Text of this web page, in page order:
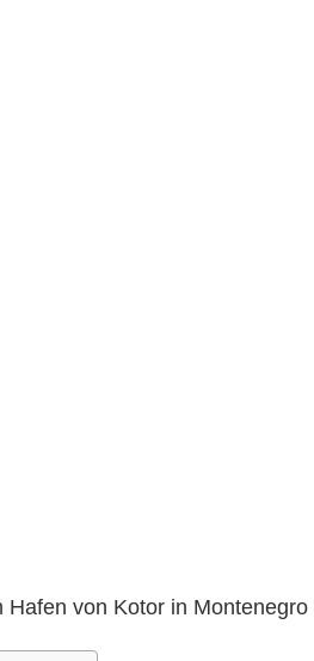
Hafen von Kotor in Montenegro